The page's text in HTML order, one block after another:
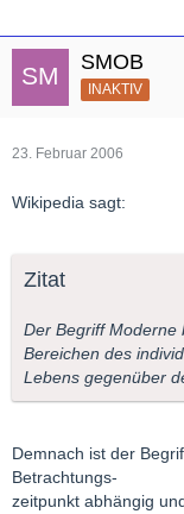
SMOB
INAKTIV
23. Februar 2006
Wikipedia sagt:
Zitat
Der Begriff Moderne
Bereichen des
Lebens gegenüber
Demnach ist der
Betrachtungs-
zeitpunkt abhängig